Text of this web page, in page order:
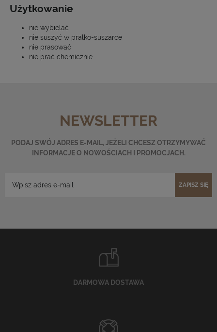
Użytkowanie
nie wybielać
nie suszyć w pralko-suszarce
nie prasować
nie prać chemicznie
NEWSLETTER
PODAJ SWÓJ ADRES E-MAIL, JEŻELI CHCESZ OTRZYMYWAĆ
INFORMACJE O NOWOŚCIACH I PROMOCJACH.
ZAPISZ SIĘ
DARMOWA DOSTAWA